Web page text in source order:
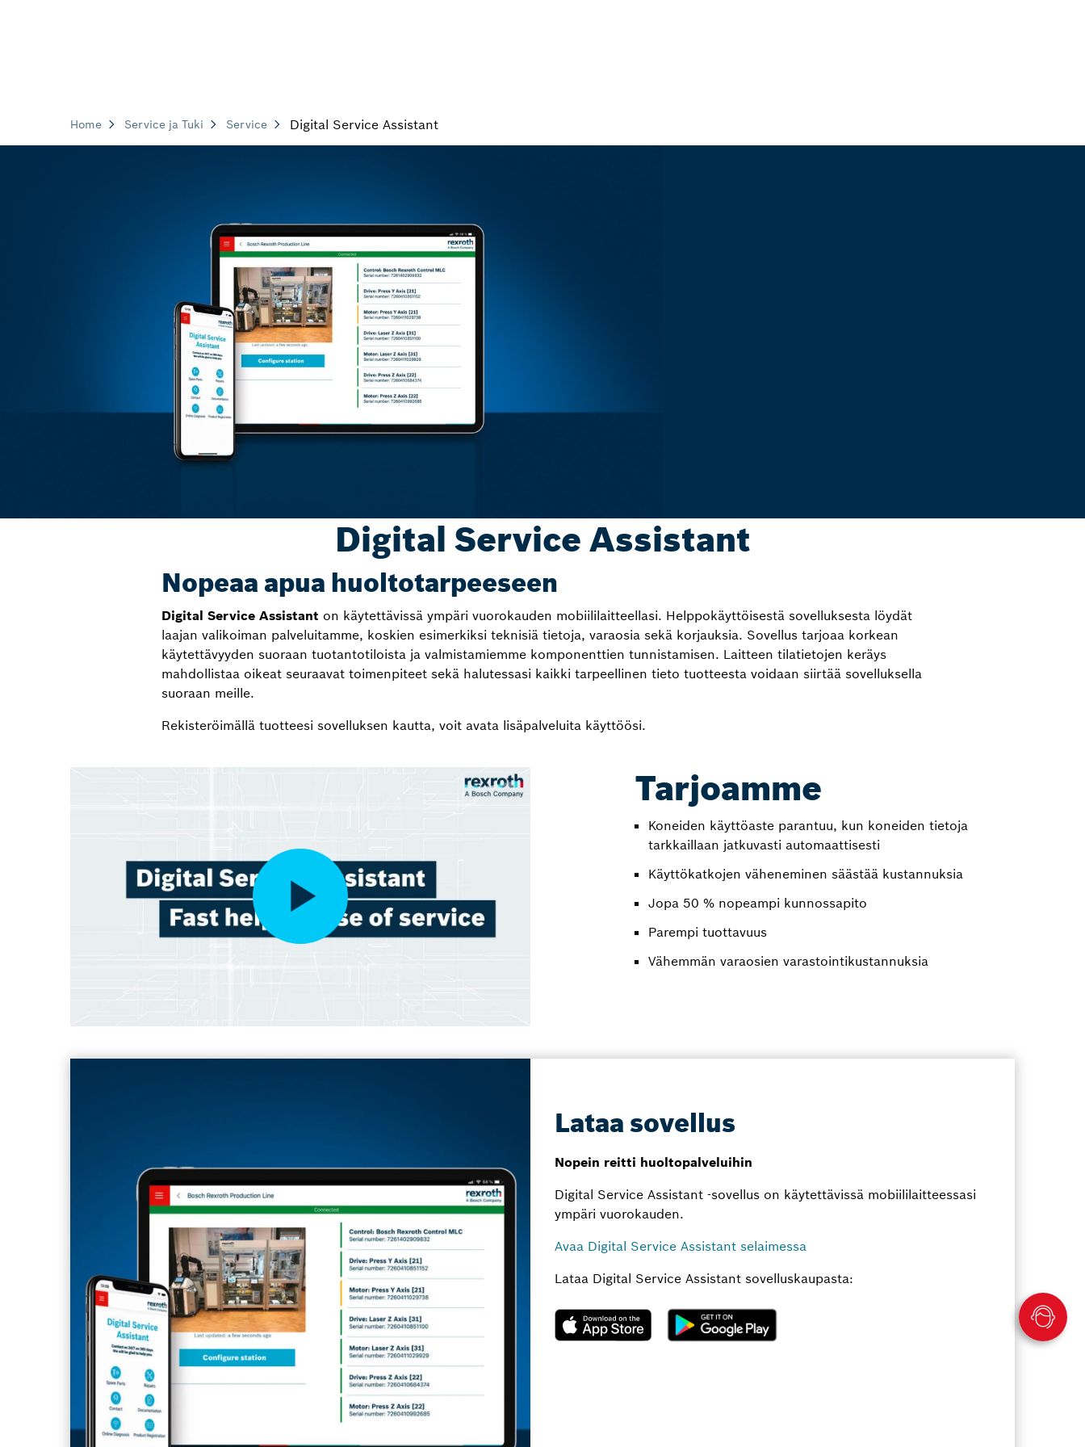
Home Service ja Tuki Service Digital Service Assistant
Digital Service Assistant
Nopeaa apua huoltotarpeeseen
Digital Service Assistant on käytettävissä ympäri vuorokauden mobiililaitteellasi. Helppokäyttöisestä sovelluksesta löydät
laajan valikoiman palveluitamme, koskien esimerkiksi teknisiä tietoja, varaosia sekä korjauksia. Sovellus tarjoaa korkean
käytettävyyden suoraan tuotantotiloista ja valmistamiemme komponenttien tunnistamisen. Laitteen tilatietojen keräys
mahdollistaa oikeat seuraavat toimenpiteet sekä halutessasi kaikki tarpeellinen tieto tuotteesta voidaan siirtää sovelluksella
suoraan meille.
Rekisteröimällä tuotteesi sovelluksen kautta, voit avata lisäpalveluita käyttöösi.
Tarjoamme
Koneiden käyttöaste parantuu, kun koneiden tietoja
tarkkaillaan jatkuvasti automaattisesti
Käyttökatkojen väheneminen säästää kustannuksia
Jopa 50 % nopeampi kunnossapito
Parempi tuottavuus
Vähemmän varaosien varastointikustannuksia
Lataa sovellus
Nopein reitti huoltopalveluihin
Digital Service Assistant -sovellus on käytettävissä mobiililaitteessasi
ympäri vuorokauden.
Avaa Digital Service Assistant selaimessa
Lataa Digital Service Assistant sovelluskaupasta: